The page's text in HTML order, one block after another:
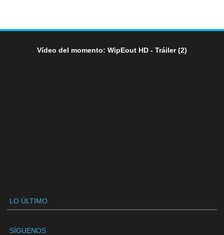
Vídeo del momento: WipEout HD - Tráiler (2)
LO ÚLTIMO
SÍGUENOS